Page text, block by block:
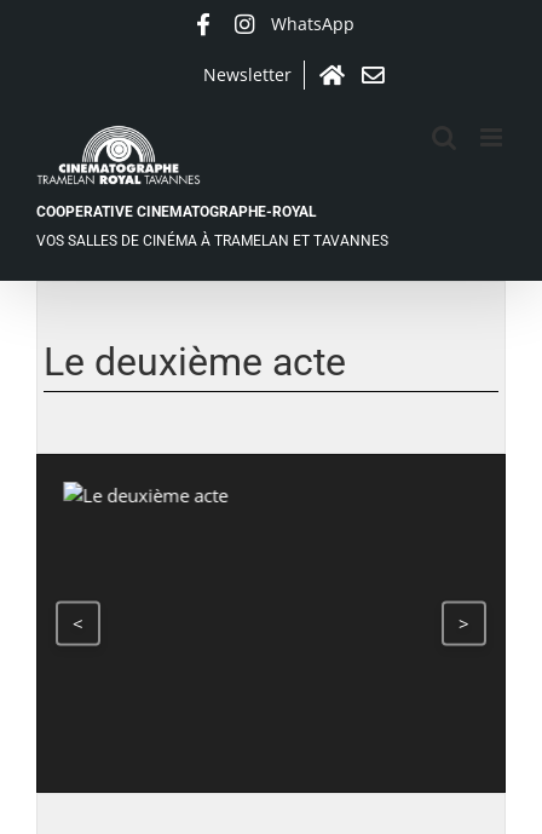
WhatsApp
Newsletter
AccueilContact
COOPERATIVE CINEMATOGRAPHE-ROYAL
VOS SALLES DE CINÉMA À TRAMELAN ET TAVANNES
agrandie
Le deuxième acte
< >